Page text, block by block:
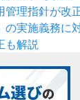
管理指針が改
の実施義務に
も解説